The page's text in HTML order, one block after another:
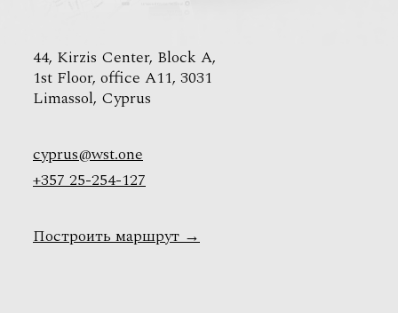
Построить маршрут→
+357 25-254-127
cyprus@wst.one
44, Kirzis Center, Block A,
1st Floor, office A11, 3031
Limassol, Cyprus